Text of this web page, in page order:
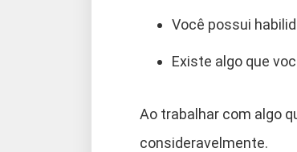
Você possui
Existe algo que
Ao trabalhar com algo
consideravelmente.